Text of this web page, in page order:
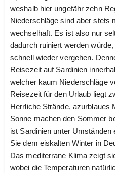
weshalb hier ungefähr zehn
Niederschläge sind aber stets
wechselhaft. Es ist also nur
dadurch ruiniert werden
schnell wieder vergehen.
Reisezeit auf Sardinien
welcher kaum Niederschläge
Reisezeit für den Urlaub liegt
Herrliche Strände, azurblaues
Sonne machen den Sommer
ist Sardinien unter Umständen
Sie dem eiskalten Winter in
Das mediterrane Klima zeigt
wobei die Temperaturen